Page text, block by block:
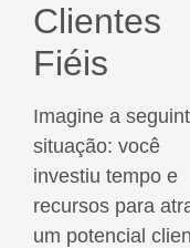
Clientes
Fiéis
Imagine a
situação: você
investiu tempo e
recursos para
um potencial